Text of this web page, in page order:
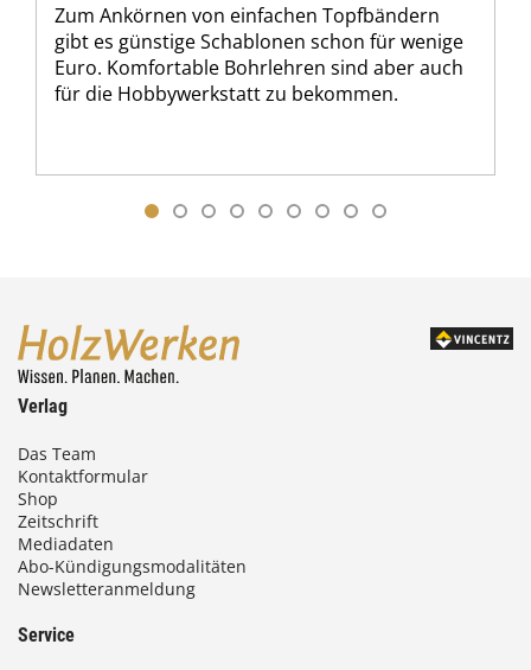
Zum Ankörnen von einfachen Topfbändern
gibt es günstige Schablonen schon für wenige
Euro. Komfortable Bohrlehren sind aber auch
für die Hobbywerkstatt zu bekommen.
Verlag
Das Team
Kontaktformular
Shop
Zeitschrift
Mediadaten
Abo-Kündigungsmodalitäten
Newsletteranmeldung
Service